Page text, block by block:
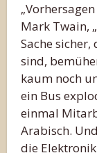
Mark Twain,
Sache
sind,
kaum noch
ein Bus
einmal
Arabisch.
die